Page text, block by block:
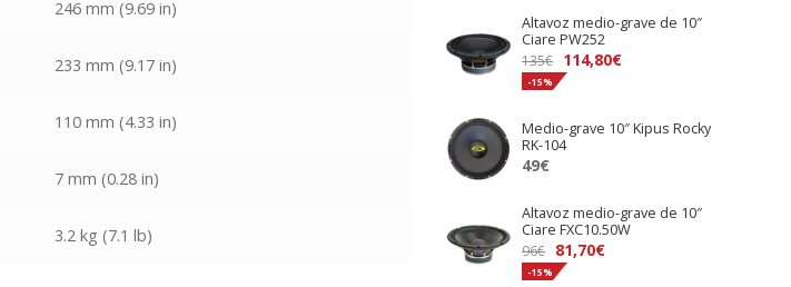
246 mm (9.69 in)
233 mm (9.17 in)
110 mm (4.33 in)
7 mm (0.28 in)
3.2 kg (7.1 lb)
Altavoz medio-grave de 10″
Ciare PW252
135€
El
precio
era:
135€.
114,80€El
es:
-15%
Medio-grave 10″ Kipus Rocky
RK-104
49€
Altavoz medio-grave de 10″
Ciare FXC10.50W
96€
El
precio
81,70€El
-15%